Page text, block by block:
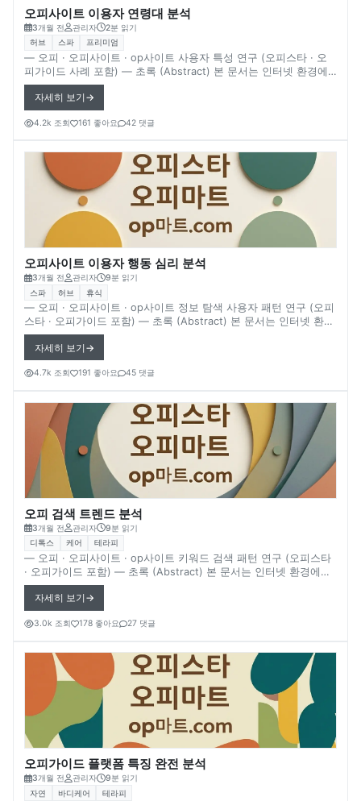
오피사이트 이용자 연령대 분석
3개월 전 관리자 2분 읽기
허브 스파 프리미엄
― 오피 · 오피사이트 · op사이트 사용자 특성 연구 (오피스타 · 오
피가이드 사례 포함) ― 초록 (Abstract) 본 문서는 인터넷 환경에
서 언급되는 오피사이트(op사이트) 이용자 연령대와 사용자 특성을
분석한다. 대표적으로 언급되는 플랫폼 사례인 **오피스타
(Opstar)**와 오피가이드(OpGuide) 등을 중심으로, 온라인 정보
플랫폼 이용자의 일반적인 연령대 분포와 행동 특징을 살펴본다. 온
탐색 패턴이 달라지는 경우가 많다. 다만 실제 플랫폼 이용자 통계
는 공개되지 않는 경우가 많기 때문에 일부 내용은 확실하지 않음을
전제로 한다. 1. 온라인 정보 플랫폼 이용자 연령 구조 인터넷 정보
플랫폼은 다양한 연령대의 사용자가 이용할 수 있다. 일반적으로 온
라인 플랫폼 이용자는 다음과 같은 연령 구간으로 구분된다. 대표적
인 사용자 연령 구간
자세히 보기
4.2k 조회 161 좋아요 42 댓글
오피사이트 이용자 행동 심리 분석
3개월 전 관리자 9분 읽기
스파 허브 휴식
― 오피 · 오피사이트 · op사이트 정보 탐색 사용자 패턴 연구 (오피
스타 · 오피가이드 포함) ― 초록 (Abstract) 본 문서는 인터넷 환경
에서 나타나는 오피사이트(op사이트) 이용자의 정보 탐색 행동과
심리적 패턴을 분석한다. 대표적으로 언급되는 플랫폼 사례인 **오
피스타(Opstar)**와 오피가이드(OpGuide) 등을 중심으로, 사용자
가 온라인 정보 플랫폼을 이용할 때 어떤 행동 패턴을 보일 수 있는
텐츠 구조 등이 결합되면서 특정 행동 패턴이 나타나는 경우가 많
다. 다만 실제 사용자 행동 데이터나 플랫폼 내부 분석 자료는 공개
되지 않는 경우가 많기 때문에 일부 내용은 확실하지 않음을 전제로
한다.
자세히 보기
4.7k 조회 191 좋아요 45 댓글
오피 검색 트렌드 분석
3개월 전 관리자 9분 읽기
디톡스 케어 테라피
― 오피 · 오피사이트 · op사이트 키워드 검색 패턴 연구 (오피스타
· 오피가이드 포함) ― 초록 (Abstract) 본 문서는 인터넷 환경에서
사용되는 오피 관련 검색 키워드 트렌드를 분석한다. 특히 오피 · 오
피사이트 · op사이트와 같은 키워드가 검색 환경에서 어떤 방식으
로 사용되는지 살펴보고, 대표적으로 언급되는 플랫폼 **오피스타
(Opstar)**와 **오피가이드(OpGuide)**와의 연관성을 분석한다.
식에 따라 다양한 형태로 사용된다. 다만 실제 검색 데이터나 플랫
폼 트래픽 통계는 공개되지 않는 경우가 많기 때문에 일부 내용은
확실하지 않음을 전제로 한다.
자세히 보기
3.0k 조회 178 좋아요 27 댓글
오피가이드 플랫폼 특징 완전 분석
3개월 전 관리자 9분 읽기
자연 바디케어 테라피